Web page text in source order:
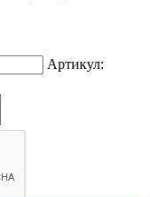
Артикул: